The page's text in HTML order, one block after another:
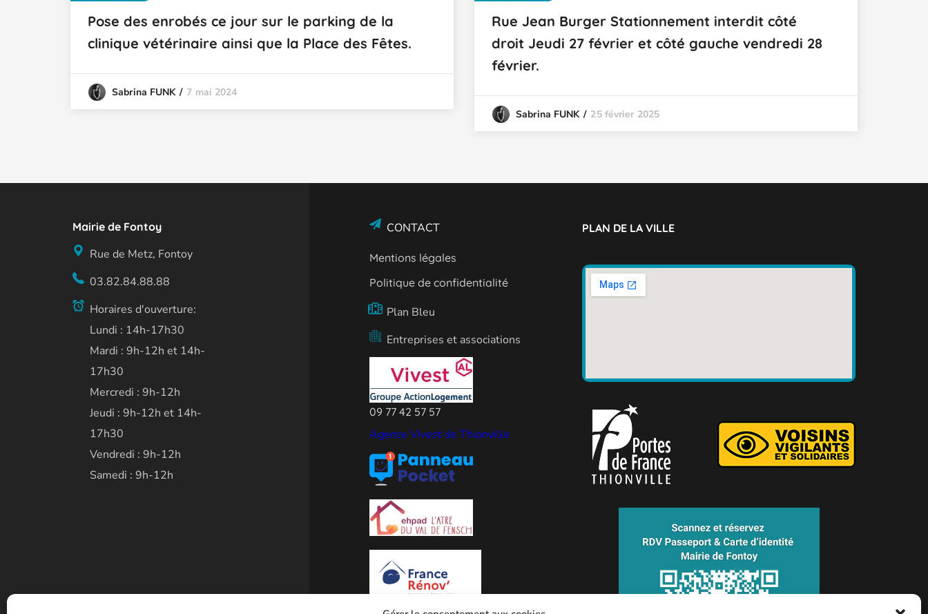
Pose des enrobés ce jour sur le parking de la
clinique vétérinaire ainsi que la Place des Fêtes.
Sabrina FUNK 7 mai 2024
Rue Jean Burger Stationnement interdit côté
droit Jeudi 27 février et côté gauche vendredi 28
février.
Sabrina FUNK 25 février 2025
Mairie de Fontoy
Rue de Metz, Fontoy
03.82.84.88.88
Horaires d'ouverture:
Lundi : 14h-17h30
Mardi : 9h-12h et 14h-
17h30
Mercredi : 9h-12h
Jeudi : 9h-12h et 14h-
17h30
Vendredi : 9h-12h
Samedi : 9h-12h
CONTACT
Mentions légales
Politique de confidentialité
Plan Bleu
Entreprises et associations
09 77 42 57 57
Agence Vivest de Thionville
PLAN DE LA VILLE